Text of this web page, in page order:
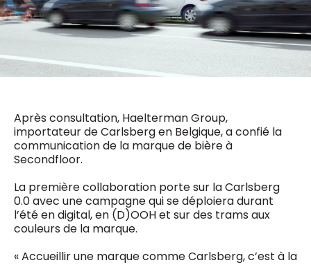
Après consultation, Haelterman Group,
importateur de Carlsberg en Belgique, a confié la
communication de la marque de bière à
Secondfloor.
La première collaboration porte sur la Carlsberg
0.0 avec une campagne qui se déploiera durant
l’été en digital, en (D)OOH et sur des trams aux
couleurs de la marque.
« Accueillir une marque comme Carlsberg, c’est à la
0498 88 64 89
f.bouchar@mm.be
Chief Editor
Griet Byl
Chief Editor
Damien Lemaire
0477 37 31 65
VALIDER
NOTRE CONTENU DIGITAL :
5 x week
MM e - News
1 x week
MM Brunch
1 x week
MM Tech
10 x year
MM Blue
4 x year
MM Magazine
(digital)